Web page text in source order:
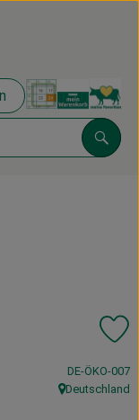
oder
,DE-ÖKO-007
, Herkunft:
Deutschland